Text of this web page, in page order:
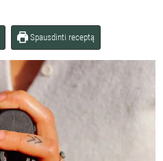
Spausdinti receptą